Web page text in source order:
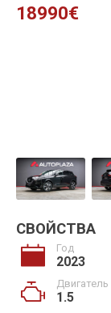
18990€
СВОЙСТВА
Год
2023
Двигатель
1.5